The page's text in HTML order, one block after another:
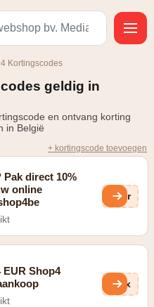
Kortingscodes
geldig in
en ontvang korting
in België
+ kortingscode toevoegen
Pak direct 10%
online
r6r
EUR Shop4
eGx